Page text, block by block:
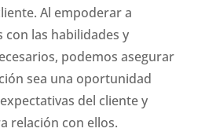
Al empoderar a
con las habilidades y
podemos asegurar
sea una oportunidad
del cliente y
relación con ellos.